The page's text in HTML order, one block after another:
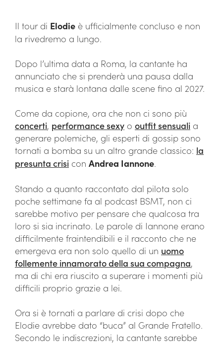
Il tour di Elodie è ufficialmente concluso e non
la rivedremo a lungo.
Dopo l’ultima data a Roma, la cantante ha
annunciato che si prenderà una pausa dalla
musica e starà lontana dalle scene fino al 2027.
Come da copione, ora che non ci sono più
concerti, performance sexy o outfit sensuali a
generare polemiche, gli esperti di gossip sono
tornati a bomba su un altro grande classico: la
presunta crisi con Andrea Iannone.
Stando a quanto raccontato dal pilota solo
poche settimane fa al podcast BSMT, non ci
sarebbe motivo per pensare che qualcosa tra
loro si sia incrinato. Le parole di Iannone erano
difficilmente fraintendibili e il racconto che ne
emergeva era non solo quello di un uomo
follemente innamorato della sua compagna,
ma di chi era riuscito a superare i momenti più
difficili proprio grazie a lei.
Ora si è tornati a parlare di crisi dopo che
Elodie avrebbe dato “buca” al Grande Fratello.
Secondo le indiscrezioni, la cantante sarebbe